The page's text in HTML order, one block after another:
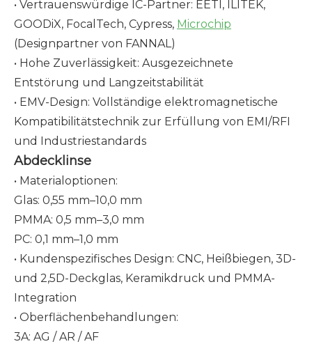
• Vertrauenswürdige IC-Partner: EETI, ILITEK,
GOODiX, FocalTech, Cypress, Microchip
(Designpartner von FANNAL)
• Hohe Zuverlässigkeit: Ausgezeichnete
Entstörung und Langzeitstabilität
• EMV-Design: Vollständige elektromagnetische
Kompatibilitätstechnik zur Erfüllung von EMI/RFI
und Industriestandards
Abdecklinse
• Materialoptionen:
Glas: 0,55 mm–10,0 mm
PMMA: 0,5 mm–3,0 mm
PC: 0,1 mm–1,0 mm
• Kundenspezifisches Design: CNC, Heißbiegen, 3D-
und 2,5D-Deckglas, Keramikdruck und PMMA-
Integration
• Oberflächenbehandlungen:
3A: AG / AR / AF